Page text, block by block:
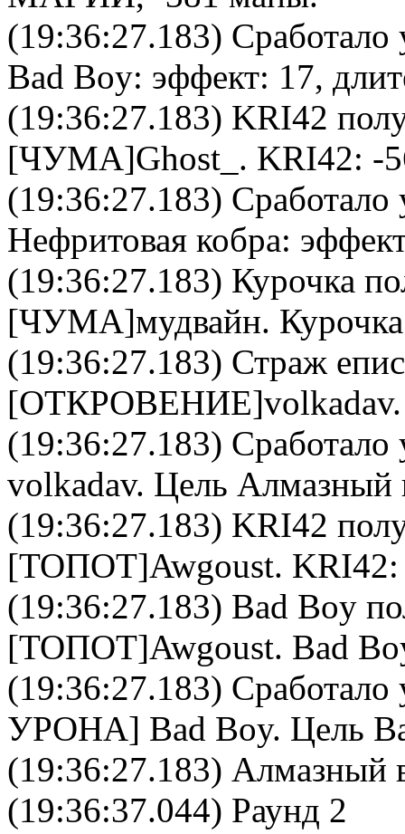
(19:36:27.183) Сработало
Bad Boy: эффект: 17,
(19:36:27.183) KRI42
[ЧУМА]Ghost_ . KRI42: -
(19:36:27.183) Сработало
Нефритовая кобра:
(19:36:27.183) Курочка
[ЧУМА]мудвайн. Курочка
(19:36:27.183) Страж
[ОТКРОВЕНИЕ]volkadav
(19:36:27.183) Сработало
volkadav. Цель Алмазный
(19:36:27.183) KRI42
[ТОПОТ]Awgoust. KRI42
(19:36:27.183) Bad Boy
[ТОПОТ]Awgoust. Bad
(19:36:27.183) Сработало
УРОНА] Bad Boy. Цель
(19:36:27.183) Алмазный
(19:36:37.044) Раунд 2